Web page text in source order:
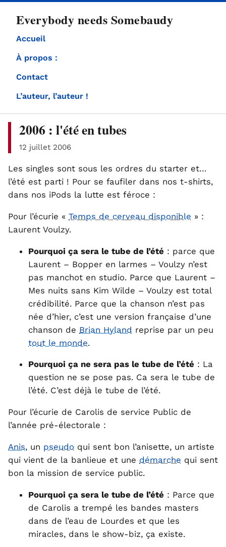
Everybody needs Somebaudy
Accueil
À propos :
Contact
L’auteur, l’auteur !
2006 : l'été en tubes
12 juillet 2006
Les singles sont sous les ordres du starter et…
l’été est parti ! Pour se faufiler dans nos t-shirts,
dans nos iPods la lutte est féroce :
Pour l’écurie « Temps de cerveau disponible » :
Laurent Voulzy.
Pourquoi ça sera le tube de l’été : parce que
Laurent – Bopper en larmes – Voulzy n’est
pas manchot en studio. Parce que Laurent –
Mes nuits sans Kim Wilde – Voulzy est total
crédibilité. Parce que la chanson n’est pas
née d’hier, c’est une version française d’une
chanson de Brian Hyland reprise par un peu
tout le monde.
Pourquoi ça ne sera pas le tube de l’été : La
question ne se pose pas. Ca sera le tube de
l’été. C’est déjà le tube de l’été.
Pour l’écurie de Carolis de service Public de
l’année pré-électorale :
Anis, un pseudo qui sent bon l’anisette, un artiste
qui vient de la banlieue et une démarche qui sent
bon la mission de service public.
Pourquoi ça sera le tube de l’été : Parce que
de Carolis a trempé les bandes masters
dans de l’eau de Lourdes et que les
miracles, dans le show-biz, ça existe.